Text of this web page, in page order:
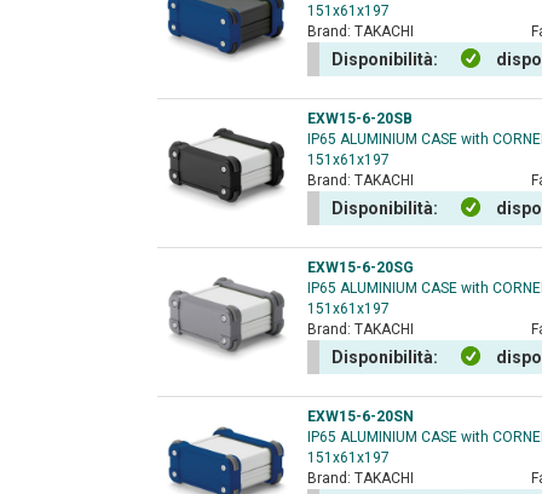
151x61x197
Brand: TAKACHI
Disponibilità:
EXW15-6-20SB
IP65 ALUMINIUM CASE with
151x61x197
Brand: TAKACHI
Disponibilità:
EXW15-6-20SG
IP65 ALUMINIUM CASE with
151x61x197
Brand: TAKACHI
Disponibilità:
EXW15-6-20SN
IP65 ALUMINIUM CASE with
151x61x197
Brand: TAKACHI